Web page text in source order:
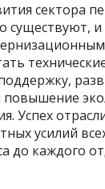
сектора
существуют, и
Успех
усилий
до каждого